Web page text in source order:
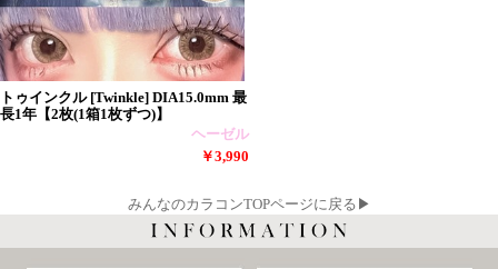
トゥインクル [Twinkle] DIA15.0mm 最
長1年【2枚(1箱1枚ずつ)】
ヘーゼル
￥3,990
みんなのカラコンTOPページに戻る▶